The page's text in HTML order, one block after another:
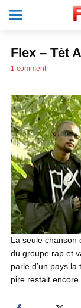
SE CONNECTER
Flex – Tèt
1 comment
La seule chanson
du groupe rap et
parle d’un pays la
pire restait encore